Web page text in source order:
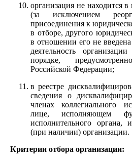
организация не находится
(за исключением
присоединения к
в отборе, другого
в отношении его не
деятельность
порядке,
Российской Федерации;
в реестре
сведения о
членах коллегиального
лице, исполняющем
исполнительного органа,
(при наличии) организации.
Критерии отбора организации: